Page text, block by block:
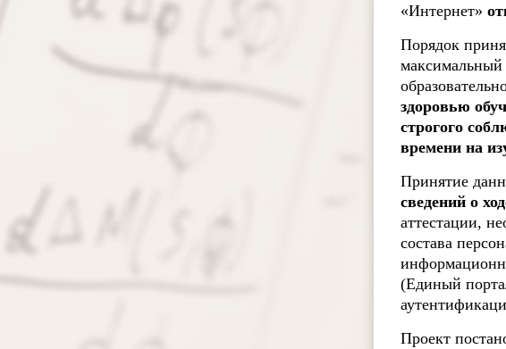
«Интернет»
Порядок
максимальный
здоровью
строгого
времени на
Принятие
сведений о
аттестации,
состава
(Единый
Проект